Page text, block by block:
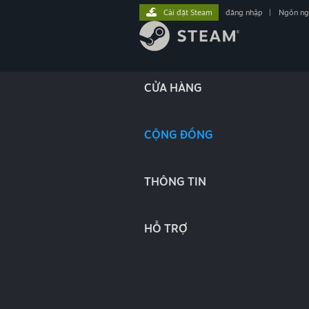
CỬA HÀNG
CỘNG ĐỒNG
THÔNG TIN
HỖ TRỢ
Cài đặt Steam đăng nhập Ngôn